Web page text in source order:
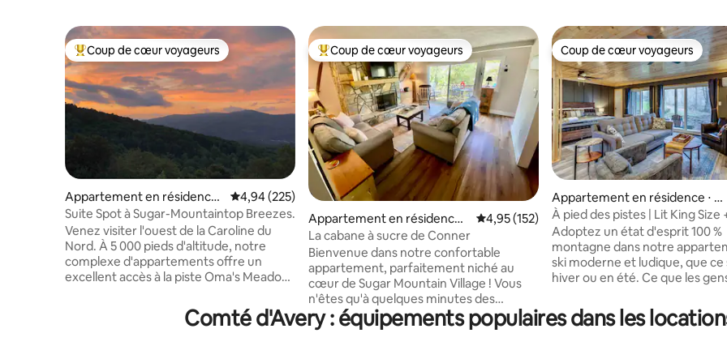
Coups de cœur voyageurs les plus appréciés
Coup de cœur voyageurs
Appartement en résidence
⋅ Sugar Mountain
Évaluation moyenne sur la base de 225 commentaires : 4,94 sur 5
4,94 (225)
Suite Spot à Sugar-Mountaintop Breezes.
Venez visiter l'ouest de la Caroline du
Nord. À 5 000 pieds d'altitude, notre
complexe d'appartements offre un
excellent accès à la piste Oma's Meadow
aux restaurants à proximité. Nous
sommes également à deux pas du parc
Coups de cœur voyageurs les plus appréciés
Coup de cœur voyageurs
Appartement en résidence ⋅
Sugar Mountain
Évaluation moyenne sur la base de 152
4,95 (152)
La cabane à sucre de Conner
Bienvenue dans notre confortable
appartement, parfaitement niché au
cœur de Sugar Mountain Village ! Vous
n'êtes qu'à quelques minutes des
épiceries, des excellents restaurants et
de tout le nécessaire pour un séjour
Coup de cœur voyageurs
Coup de cœur voyageurs
Appartement en résidence ⋅ B
eech Mountain
À pied des pistes | Lit King Size
Cheminée confortable
Adoptez un état d'esprit 100 %
montagne dans notre
ski moderne et ludique, que ce
hiver ou en été. Ce que les gens aiment :
avec des foyers, des sentiers
pistes, brasserie et remontée
Comté d'Avery : équipements populaires dans les